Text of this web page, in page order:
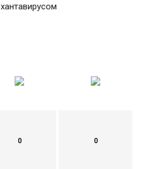
хантавирусом
0 0